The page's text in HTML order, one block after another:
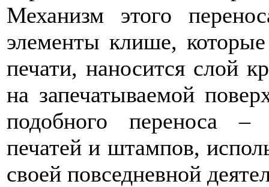
Механизм этого
элементы клише,
печати, наносится слой
на запечатываемой
подобного переноса –
печатей и штампов,
своей повседневной